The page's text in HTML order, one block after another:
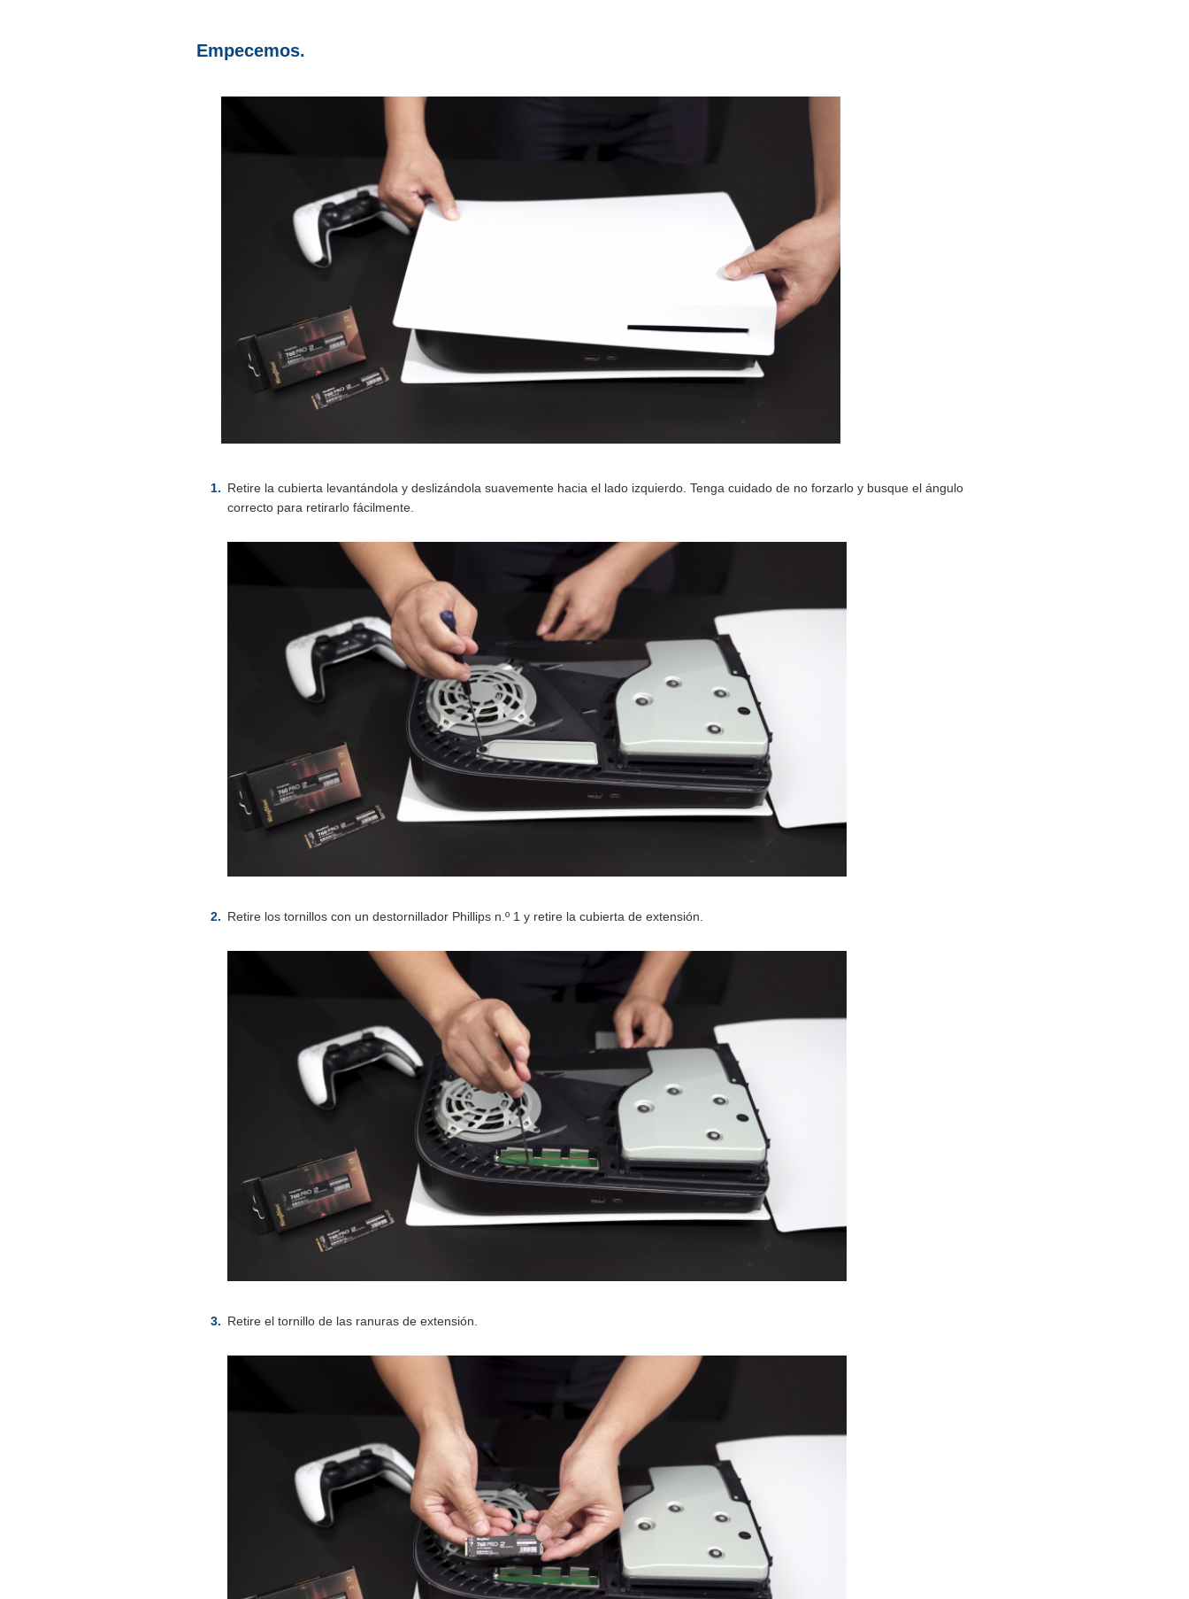
Empecemos.
Retire la cubierta levantándola y deslizándola suavemente hacia el lado izquierdo. Tenga cuidado de no forzarlo y busque el ángulo
correcto para retirarlo fácilmente.
Retire los tornillos con un destornillador Phillips n.º 1 y retire la cubierta de extensión.
Retire el tornillo de las ranuras de extensión.